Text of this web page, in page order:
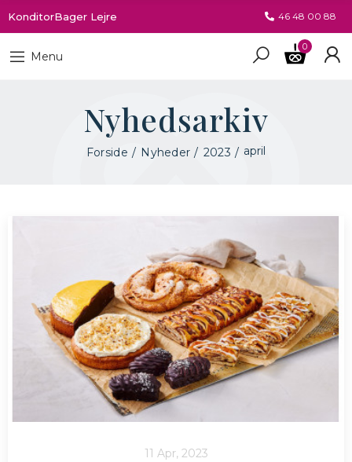
KonditorBager Lejre 46 48 00 88
Menu
0
Nyhedsarkiv
Forside Nyheder 2023 april
11 Apr, 2023